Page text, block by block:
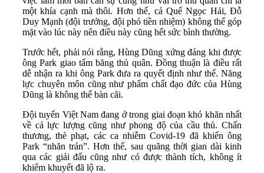
một khía cạnh mà thôi. Hơn thế, cả Quế Ngọc Hải, Đỗ
Duy Mạnh (đội trưởng, đội phó tiền nhiệm) không thể góp
mặt vào lúc này nên điều này cũng hết sức bình thường.
Trước hết, phải nói rằng, Hùng Dũng xứng đáng khi được
ông Park giao tấm băng thủ quân. Đồng thuận là điều rất
dễ nhận ra khi ông Park đưa ra quyết định như thế. Năng
lực chuyên môn cũng như phẩm chất đạo đức của Hùng
Dũng là không thể bàn cãi.
Đội tuyển Việt Nam đang ở trong giai đoạn khó khăn nhất
về cả lực lượng cũng như phong độ của cầu thủ. Chấn
thương, thẻ phạt, các ca nhiễm Covid-19 đã khiến ông
Park “nhăn trán”. Hơn thế, sau quãng thời gian dài kinh
qua các giải đấu cũng như có được thành tích, không ít
khiếm khuyết đã lộ ra.